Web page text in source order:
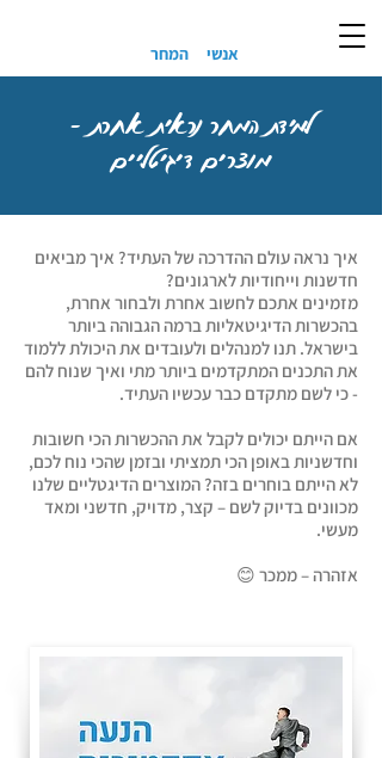
אנשי המחר
למידת המחר נראית אחרת -
מוצרים דיגיטליים
איך נראה עולם ההדרכה של העתיד? איך מביאים
חדשנות וייחודיות לארגונים?
מזמינים אתכם לחשוב אחרת ולבחור אחרת,
בהכשרות הדיגיטאליות ברמה הגבוהה ביותר
בישראל. תנו למנהלים ולעובדים את היכולת ללמוד
את התכנים המתקדמים ביותר מתי ואיך שנוח להם
- כי לשם מתקדם כבר עכשיו העתיד.
אם הייתם יכולים לקבל את ההכשרות הכי חשובות
וחדשניות באופן הכי תמציתי ובזמן שהכי נוח לכם,
לא הייתם בוחרים בזה? המוצרים הדיגטליים שלנו
מכוונים בדיוק לשם – קצר, מדויק, חדשני ומאד
מעשי.
אזהרה – ממכר 😊